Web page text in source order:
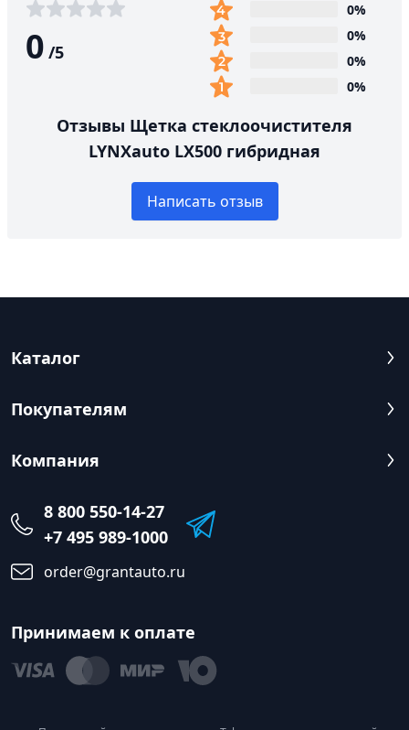
0 /5
0%
0%
0%
0%
Отзывы Щетка стеклоочистителя
LYNXauto LX500 гибридная
Написать отзыв
Каталог
Покупателям
Компания
8 800 550-14-27
+7 495 989-1000
order@grantauto.ru
Принимаем к оплате